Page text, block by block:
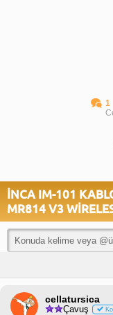
1
İNCA IM-101
MR814 V3
cellatursica
Çavuş